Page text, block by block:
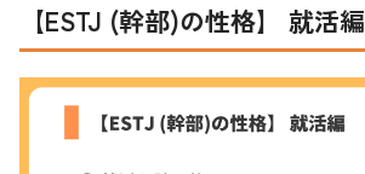
【ESTJ (幹部)の性格】 就活編